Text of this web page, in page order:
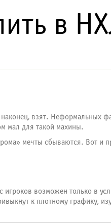
в
взят. Неформальных
мал для такой махины.
мечты сбываются. Вот и
возможен только в
к плотному графику,